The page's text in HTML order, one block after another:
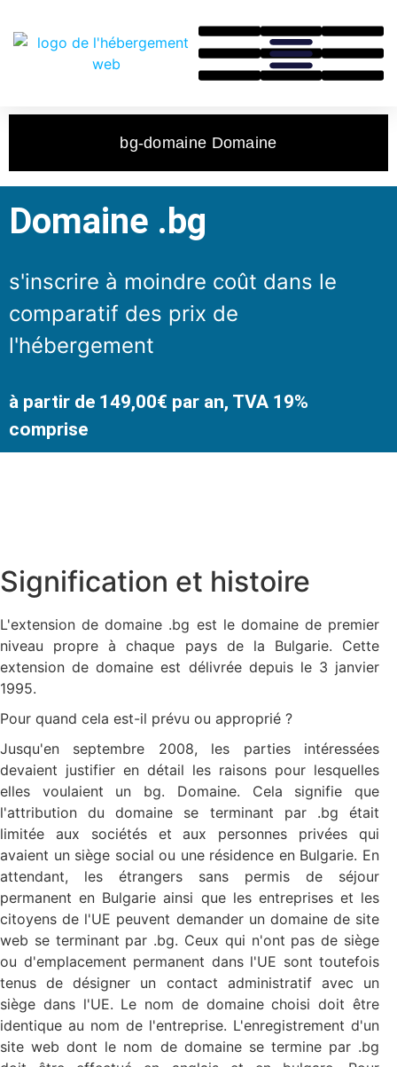
bg-domaine Domaine
Domaine .bg
s'inscrire à moindre coût dans le
comparatif des prix de
l'hébergement
à partir de 149,00€ par an, TVA 19%
comprise
Signification et histoire
L'extension de domaine .bg est le domaine de premier
niveau propre à chaque pays de la Bulgarie. Cette
extension de domaine est délivrée depuis le 3 janvier
1995.
Pour quand cela est-il prévu ou approprié ?
Jusqu'en septembre 2008, les parties intéressées
devaient justifier en détail les raisons pour lesquelles
elles voulaient un bg. Domaine. Cela signifie que
l'attribution du domaine se terminant par .bg était
limitée aux sociétés et aux personnes privées qui
avaient un siège social ou une résidence en Bulgarie. En
attendant, les étrangers sans permis de séjour
permanent en Bulgarie ainsi que les entreprises et les
citoyens de l'UE peuvent demander un domaine de site
web se terminant par .bg. Ceux qui n'ont pas de siège
ou d'emplacement permanent dans l'UE sont toutefois
tenus de désigner un contact administratif avec un
siège dans l'UE. Le nom de domaine choisi doit être
identique au nom de l'entreprise. L'enregistrement d'un
site web dont le nom de domaine se termine par .bg